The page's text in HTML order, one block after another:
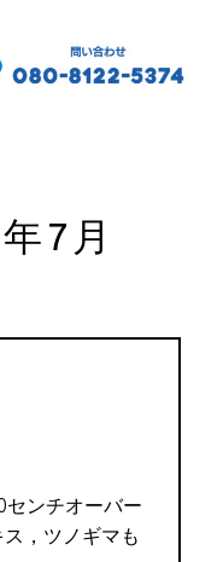
7月
センチオーバー
，ツノギマも